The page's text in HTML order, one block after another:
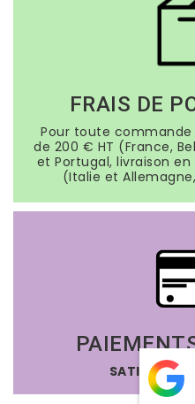
FRAIS DE
Pour toute
de 200 € HT (France,
et Portugal, livraison
(Italie et
SATISFAIT